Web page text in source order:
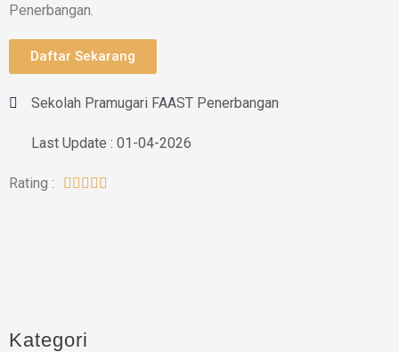
Penerbangan.
Daftar Sekarang
Sekolah Pramugari FAAST Penerbangan
Last Update : 01-04-2026
Rating :     
Kategori